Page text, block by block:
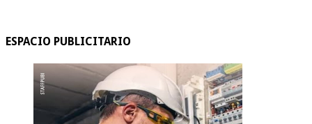
ESPACIO PUBLICITARIO